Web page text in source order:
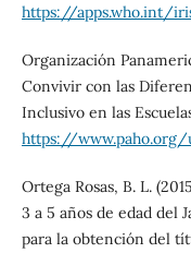
https://apps.who.int/
Organización
Convivir con las
Inclusivo en las
https://www.paho.org/
Ortega Rosas, B. L.
3 a 5 años de edad del
para la obtención del